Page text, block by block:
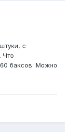
с
Что
баксов. Можно